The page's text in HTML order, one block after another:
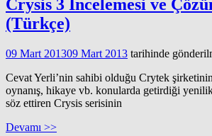
Crysis 3 İncelemesi ve
(Türkçe)
09 Mart 201309 Mart 2013 tarihinde
Cevat Yerli’nin sahibi olduğu Crytek
oynanış, hikaye vb. konularda getirdiği
söz ettiren Crysis serisinin
Devamı >>